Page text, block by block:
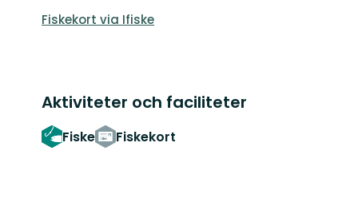
Fiskekort via Ifiske
Aktiviteter och faciliteter
Fiske Fiskekort